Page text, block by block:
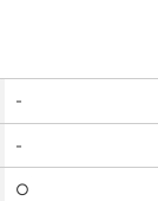
-
-
○